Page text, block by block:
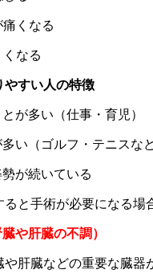
くなる
なる
やすい人の特徴
が多い（仕事・育児）
い（ゴルフ・テニスなど
が続いている
と手術が必要になる場
や肝臓の不調）
や肝臓などの重要な臓